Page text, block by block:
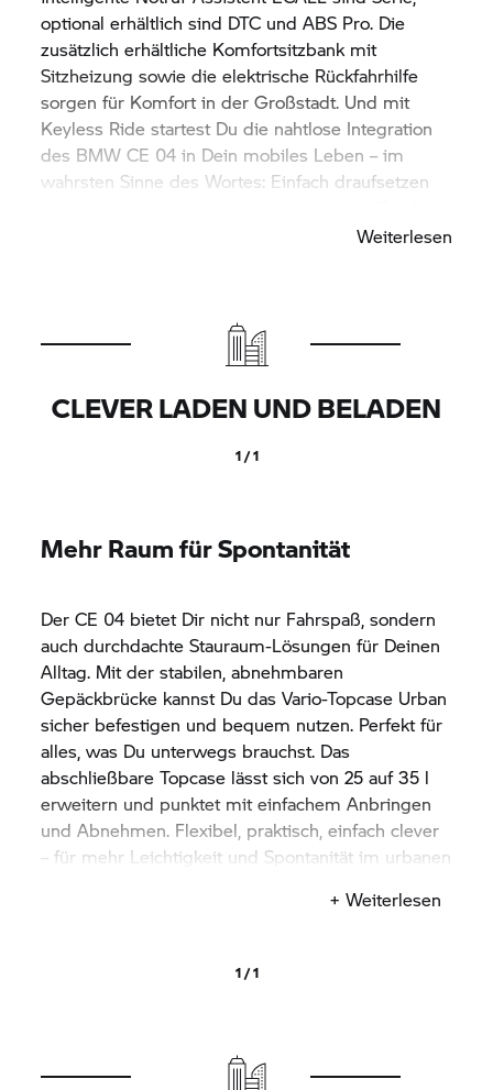
optional erhältlich sind DTC und ABS Pro. Die
zusätzlich erhältliche Komfortsitzbank mit
Sitzheizung sowie die elektrische Rückfahrhilfe
sorgen für Komfort in der Großstadt. Und mit
Keyless Ride startest Du die nahtlose Integration
des BMW CE 04 in Dein mobiles Leben – im
wahrsten Sinne des Wortes: Einfach draufsetzen
Weiterlesen
CLEVER LADEN UND BELADEN
1 / 1
Mehr Raum für Spontanität
DerCE 04 bietet Dir nicht nur Fahrspaß, sondern
auch durchdachte Stauraum-Lösungen für Deinen
Alltag. Mit der stabilen, abnehmbaren
Gepäckbrücke kannst Du das Vario-Topcase Urban
sicher befestigen und bequem nutzen. Perfekt für
alles, was Du unterwegs brauchst. Das
abschließbare Topcase lässt sich von 25 auf 35 l
erweitern und punktet mit einfachem Anbringen
und Abnehmen. Flexibel, praktisch, einfach clever
– für mehr Leichtigkeit und Spontanität im urbanen
+ Weiterlesen
1 / 1